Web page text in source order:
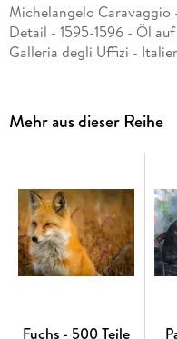
Michelangelo Caravaggio
Detail - 1595-1596 - Öl
Galleria degli Uffizi -
Mehr aus dieser Reihe
Fuchs - 500 Teile